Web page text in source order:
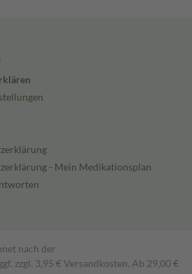
- Mein Medikationsplan
nach der
zzgl. 3,95 € Versandkosten. Ab 29,00 €